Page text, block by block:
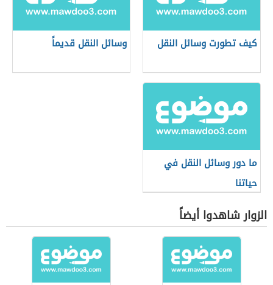
كيف تطورت وسائل النقل وسائل النقل قديماً
ما دور وسائل النقل في
حياتنا
الزوار شاهدوا أيضاً